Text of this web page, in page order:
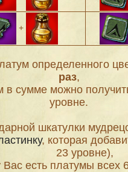
+
определенного
раз,
в сумме можно
уровне.
шкатулки
, которая
23 уровне),
Вас есть платумы всех